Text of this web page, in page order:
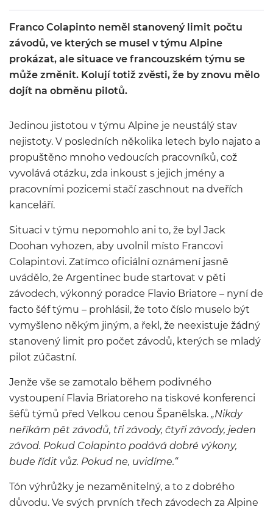
Franco Colapinto neměl stanovený limit počtu
závodů, ve kterých se musel v týmu Alpine
prokázat, ale situace ve francouzském týmu se
může změnit. Kolují totiž zvěsti, že by znovu mělo
dojít na obměnu pilotů.
Jedinou jistotou v týmu Alpine je neustálý stav
nejistoty. V posledních několika letech bylo najato a
propuštěno mnoho vedoucích pracovníků, což
vyvolává otázku, zda inkoust s jejich jmény a
pracovními pozicemi stačí zaschnout na dveřích
kanceláří.
Situaci v týmu nepomohlo ani to, že byl Jack
Doohan vyhozen, aby uvolnil místo Francovi
Colapintovi. Zatímco oficiální oznámení jasně
uvádělo, že Argentinec bude startovat v pěti
závodech, výkonný poradce Flavio Briatore – nyní de
facto šéf týmu – prohlásil, že toto číslo muselo být
vymyšleno někým jiným, a řekl, že neexistuje žádný
stanovený limit pro počet závodů, kterých se mladý
pilot zúčastní.
Jenže vše se zamotalo během podivného
vystoupení Flavia Briatoreho na tiskové konferenci
šéfů týmů před Velkou cenou Španělska. „Nikdy
neříkám pět závodů, tři závody, čtyři závody, jeden
závod. Pokud Colapinto podává dobré výkony,
bude řídit vůz. Pokud ne, uvidíme.“
Tón výhrůžky je nezaměnitelný, a to z dobrého
důvodu. Ve svých prvních třech závodech za Alpine